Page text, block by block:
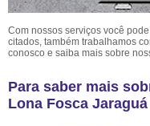
Com nossos serviços você
citados, também trabalhamos
conosco e saiba mais sobre
Para saber mais
Lona Fosca Jaraguá